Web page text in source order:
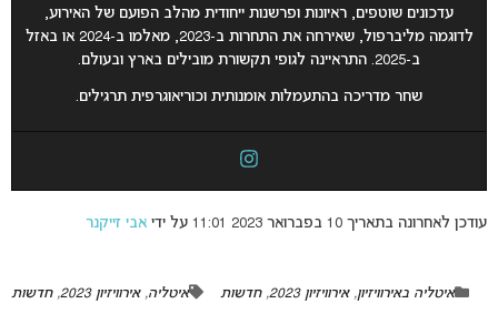
עדכונים שוטפים, ראיונות ופרשנות ייחודית מהלב הפועם של האירוע,
לדוגמה מליברפול, שאירחה את התחרות ב-2023, מאלמו ב-2024 או באזל
ב-2025.
התראיינה לגופי תקשורת מובילים בארץ ובעולם.
שחר מדריכה בהתעמלות אומנותית וכוריאוגרפית תרגילים.
עודכן לאחרונה בתאריך 10 בפברואר 2023 11:01 על ידי אבי זייקנר
איטליה באירוויזיון,אירוויזיון 2023 ,חדשות איטליה,אירוויזיון 2023 ,חדשות